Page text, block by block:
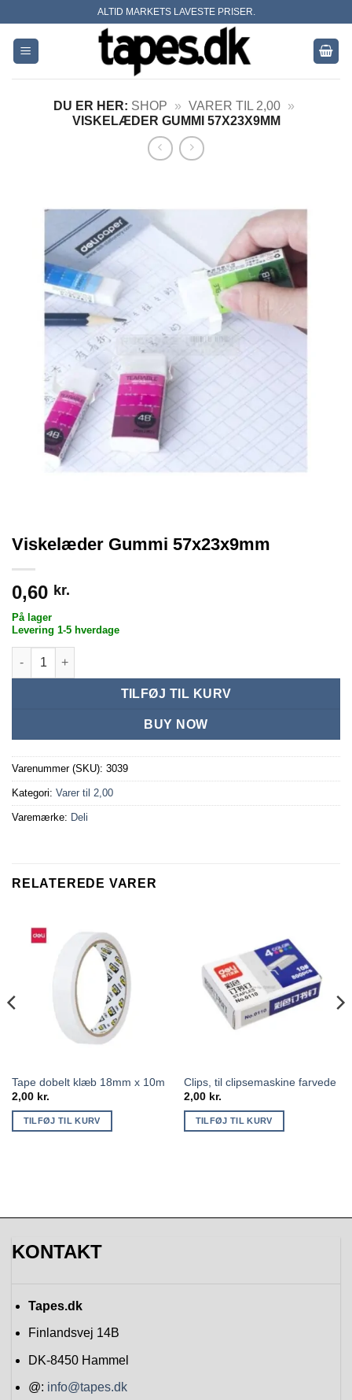
content
ALTID MARKETS LAVESTE PRISER.
DU ER HER: SHOP » VARER TIL 2,00 »
VISKELÆDER GUMMI 57X23X9MM
Viskelæder Gummi 57x23x9mm
0,60 kr.
På lager
Levering 1-5 hverdage
Viskelæder Gummi 57x23x9mm antal
TILFØJ TIL KURV
BUY NOW
Varenummer (SKU): 3039
Kategori: Varer til 2,00
Varemærke: Deli
RELATEREDE VARER
Tape dobelt klæb 18mm x 10m
2,00 kr.
TILFØJ TIL KURV
Clips, til clipsemaskine farvede
2,00 kr.
TILFØJ TIL KURV
KONTAKT
Tapes.dk
Finlandsvej 14B
DK-8450 Hammel
@: info@tapes.dk